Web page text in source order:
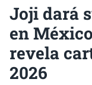
Joji dará
en
revela
2026